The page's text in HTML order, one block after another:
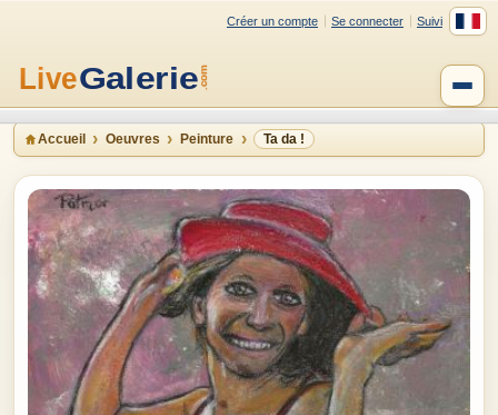
Créer un compte Se connecter Suivi
Accueil Oeuvres Peinture Ta da !